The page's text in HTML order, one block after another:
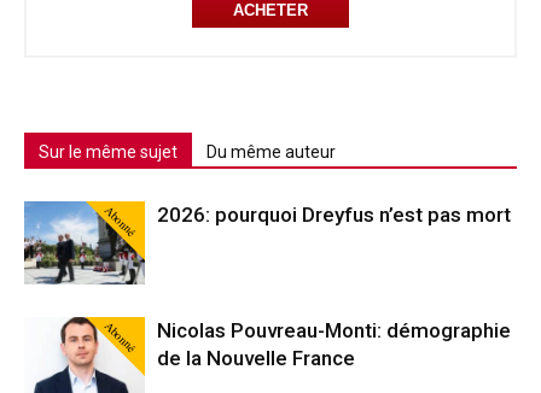
ACHETER
Sur le même sujet Du même auteur
Abonné 2026: pourquoi Dreyfus n’est pas mort
Abonné
Nicolas Pouvreau-Monti: démographie
de la Nouvelle France